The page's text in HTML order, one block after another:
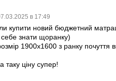
в 17:49
купити новий бюджетний
знати щоранку)
1900х1600 з ранку почуття
таку ціну супер!